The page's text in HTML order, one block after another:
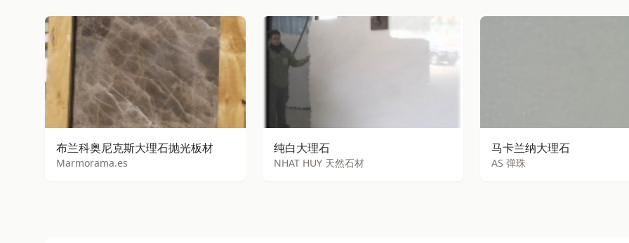
布兰科奥尼克斯大理石抛光板材
Marmorama.es
纯白大理石
NHAT HUY 天然石材
马卡兰纳大理石
AS 弹珠